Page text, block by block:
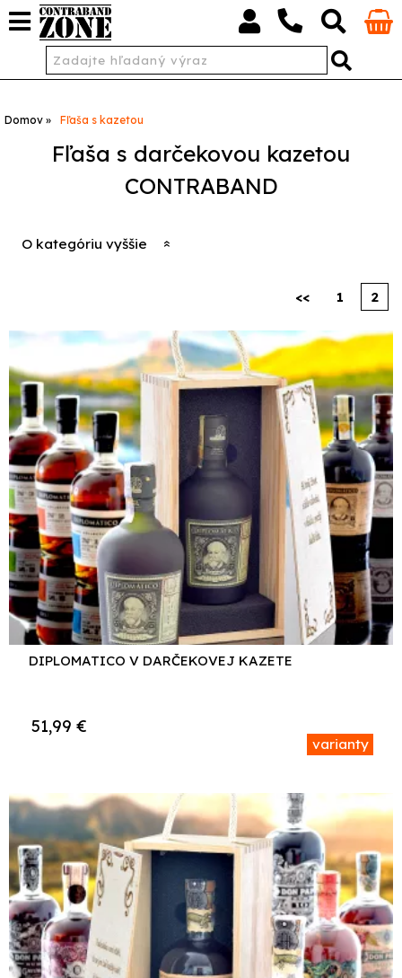
Domov Fľaša s kazetou
Fľaša s darčekovou kazetou
CONTRABAND
O kategóriu vyššie
<< 1 2
DIPLOMATICO V DARČEKOVEJ KAZETE
varianty
51,99 €